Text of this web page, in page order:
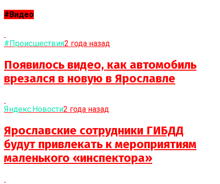
#Видео
#Происшествия2 года назад
Появилось видео, как автомобиль
врезался в новую в Ярославле
Яндекс.Новости2 года назад
Ярославские сотрудники ГИБДД
будут привлекать к мероприятиям
маленького «инспектора»